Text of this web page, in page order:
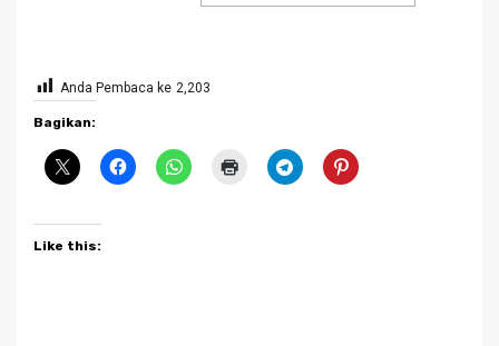
Anda Pembaca ke 2,203
Bagikan:
Like this: